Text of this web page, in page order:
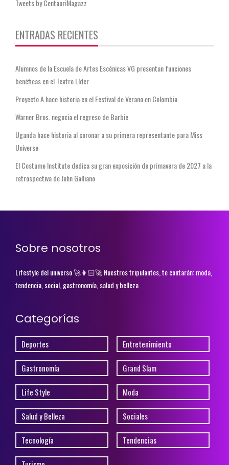
Tweets by CentauriMagazz
ENTRADAS RECIENTES
Alumnos de la Escuela de Artes Escénicas VG presentan funciones
benéficas en el Teatro Líder
Proyecto A hace historia en el Festival de Verano en Colombia
Warner Bros. negocia el regreso de Barbie
Uganda hace historia al coronar a su primera representante para Miss
Universe
El Costume Institute dedica su gran exposición de primavera de 2027 a la
retrospectiva de John Galliano
Sobre nosotros
Lifestyle del universo 🚀👩🏻‍🚀 Nuestros tripulantes, te contarán: moda,
tendencia, social, gastronomía, salud y belleza
Categorías
Deportes Entretenimiento
Gastronomía Grand Slam
Life Style Moda
Salud y Belleza Sociales
Tecnología Tendencias